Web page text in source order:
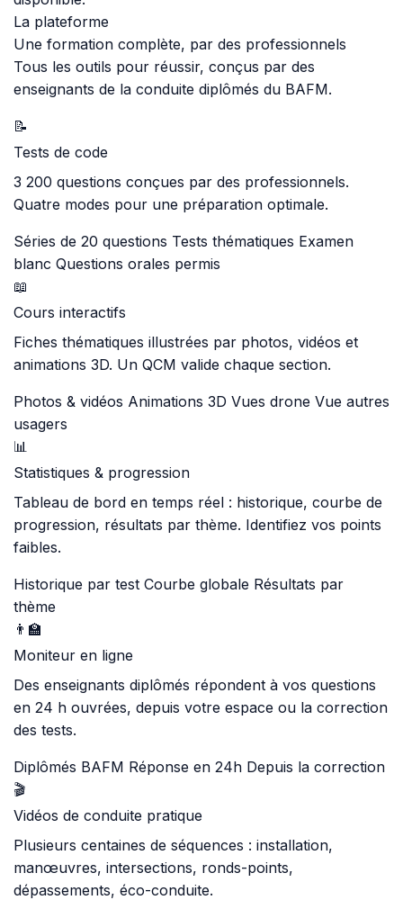
La plateforme
Une formation complète, par des professionnels
Tous les outils pour réussir, conçus par des
enseignants de la conduite diplômés du BAFM.
📝
Tests de code
3 200 questions conçues par des professionnels.
Quatre modes pour une préparation optimale.
Séries de 20 questions Tests thématiques Examen
blanc Questions orales permis
📖
Cours interactifs
Fiches thématiques illustrées par photos, vidéos et
animations 3D. Un QCM valide chaque section.
Photos & vidéos Animations 3D Vues drone Vue autres
usagers
📊
Statistiques & progression
Tableau de bord en temps réel : historique, courbe de
progression, résultats par thème. Identifiez vos points
faibles.
Historique par test Courbe globale Résultats par
thème
👨‍🏫
Moniteur en ligne
Des enseignants diplômés répondent à vos questions
en 24 h ouvrées, depuis votre espace ou la correction
des tests.
Diplômés BAFM Réponse en 24h Depuis la correction
🎬
Vidéos de conduite pratique
Plusieurs centaines de séquences : installation,
manœuvres, intersections, ronds-points,
dépassements, éco-conduite.